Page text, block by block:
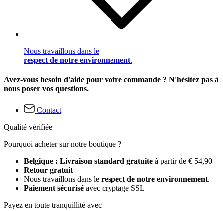
Nous travaillons dans le
respect de notre environnement.
Avez-vous besoin d'aide pour votre commande ? N'hésitez pas à
nous poser vos questions.
Contact
Qualité vérifiée
Pourquoi acheter sur notre boutique ?
Belgique : Livraison standard gratuite à partir de € 54,90
Retour gratuit
Nous travaillons dans le respect de notre environnement.
Paiement sécurisé avec cryptage SSL
Payez en toute tranquillité avec